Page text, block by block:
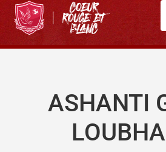
ASHANTI